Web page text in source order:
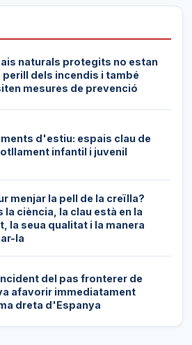
naturals protegits no estan
perill dels incendis i també
mesures de prevenció
d'estiu: espais clau de
infantil i juvenil
menjar la pell de la creïlla?
la ciència, la clau està en la
la seua qualitat i la manera
la
del pas fronterer de
afavorir immediatament
dreta d'Espanya